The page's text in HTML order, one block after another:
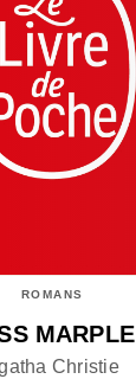
ROMANS
MARPLE
Christie